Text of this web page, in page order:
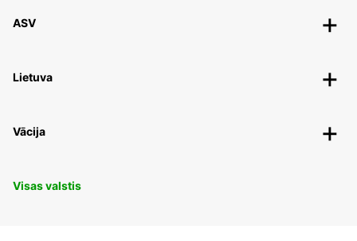
ASV
Lietuva
Vācija
Visas valstis